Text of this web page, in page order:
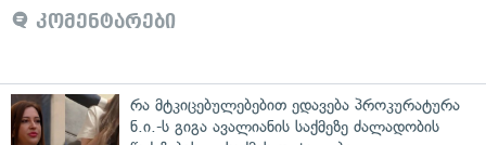
კომენტარები
რა მტკიცებულებებით ედავება პროკურატურა
ნ.ი.-ს გიგა ავალიანის საქმეზე ძალადობის